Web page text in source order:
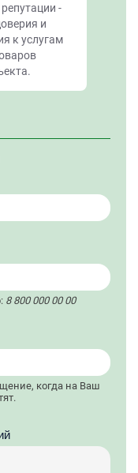
-
и
к услугам
8 800 000 00 00
когда на Ваш